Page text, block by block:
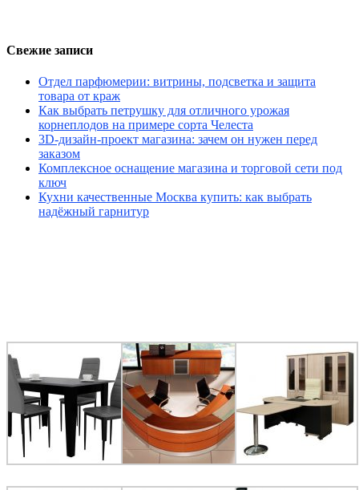
Свежие записи
Отдел парфюмерии: витрины, подсветка и защита
товара от краж
Как выбрать петрушку для отличного урожая
корнеплодов на примере сорта Челеста
3D-дизайн-проект магазина: зачем он нужен перед
заказом
Комплексное оснащение магазина и торговой сети под
ключ
Кухни качественные Москва купить: как выбрать
надёжный гарнитур